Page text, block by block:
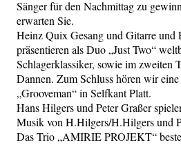
Sänger für den Nachmittag zu
erwarten Sie.
Heinz Quix Gesang und Gitarre und
präsentieren als Duo „Just Two“
Schlagerklassiker, sowie im zweiten
Dannen. Zum Schluss hören wir
„Grooveman“ in Selfkant Platt.
Hans Hilgers und Peter Graßer
Musik von H.Hilgers/H.Hilgers und
Das Trio „AMIRIE PROJEKT“